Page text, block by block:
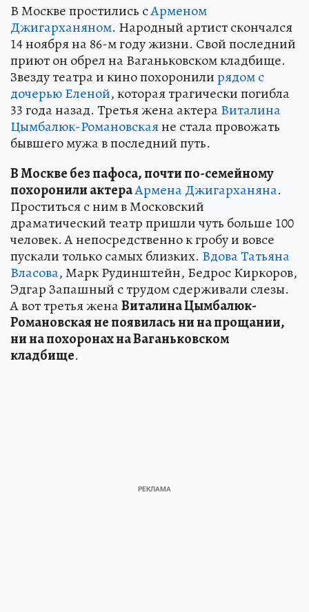
В Москве простились сАрменом
Джигарханяном. Народный артист скончался
14 ноября на 86-м году жизни. Свой последний
приют он обрел на Ваганьковском кладбище.
Звезду театра и кино похоронилирядом с
дочерью Еленой, которая трагически погибла
33 года назад. Третья жена актераВиталина
Цымбалюк-Романовскаяне стала провожать
бывшего мужа в последний путь.
В Москве без пафоса, почти по-семейному
похоронили актераАрмена Джигарханяна.
Проститься с ним в Московский
драматический театр пришли чуть больше 100
человек. А непосредственно к гробу и вовсе
пускали только самых близких. Вдова Татьяна
Власова, Марк Рудинштейн, Бедрос Киркоров,
Эдгар Запашный с трудом сдерживали слезы.
А вот третья женаВиталина Цымбалюк-
Романовская не появилась ни на прощании,
ни на похоронах на Ваганьковском
кладбище.